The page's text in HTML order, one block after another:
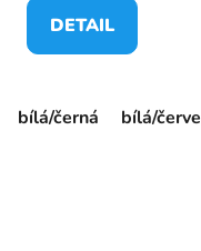
DETAIL
bílá/černá bílá/